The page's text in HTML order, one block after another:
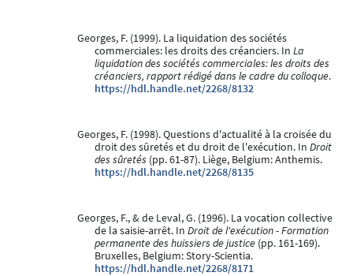
Georges, F. (1999). La liquidation des sociétés
commerciales: les droits des créanciers. In La
liquidation des sociétés commerciales: les droits des
créanciers, rapport rédigé dans le cadre du colloque.
https://hdl.handle.net/2268/8132
Georges, F. (1998). Questions d'actualité à la croisée du
droit des sûretés et du droit de l'exécution. In Droit
des sûretés (pp. 61-87). Liège, Belgium: Anthemis.
https://hdl.handle.net/2268/8135
Georges, F., & de Leval, G. (1996). La vocation collective
de la saisie-arrêt. In Droit de l'exécution - Formation
permanente des huissiers de justice (pp. 161-169).
Bruxelles, Belgium: Story-Scientia.
https://hdl.handle.net/2268/8171